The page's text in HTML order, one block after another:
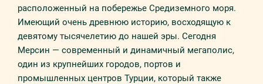
расположенный на побережье Средиземного моря.
Имеющий очень древнюю историю, восходящую к
девятому тысячелетию до нашей эры. Сегодня
Мерсин — современный и динамичный мегаполис,
один из крупнейших городов, портов и
промышленных центров Турции, который также